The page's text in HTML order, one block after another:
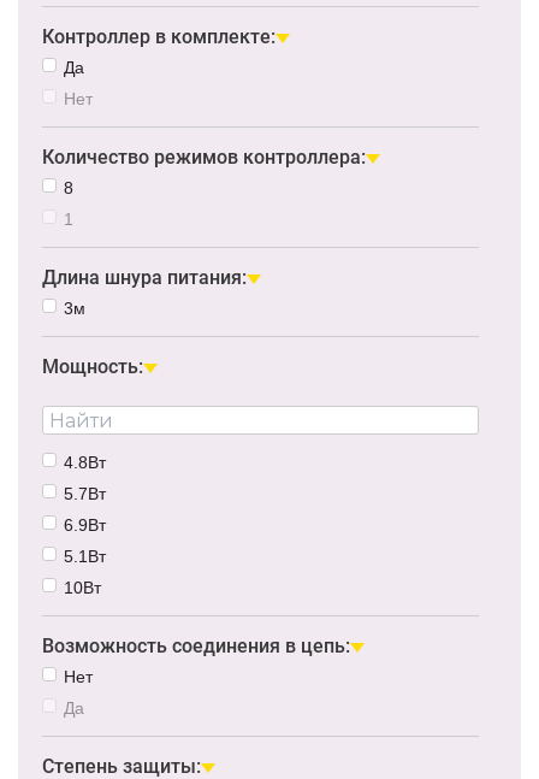
Контроллер в комплекте:
Да
Нет
Количество режимов контроллера:
8
1
Длина шнура питания:
3м
Мощность:
4.8Вт
5.7Вт
6.9Вт
5.1Вт
10Вт
Возможность соединения в цепь:
Нет
Да
Степень защиты: